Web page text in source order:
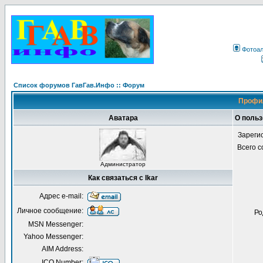
Список форумов ГавГав.Инфо :: Форум
Аватара О
Администратор
Всего
Как связаться с Ikar
Адрес e-mail:
Личное сообщение:
MSN Messenger:
Yahoo Messenger:
AIM Address: